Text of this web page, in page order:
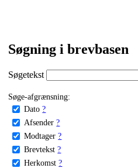
Søgning i brevbasen
Søgetekst
Søge-afgrænsning:
Dato ?
Afsender ?
Modtager ?
Brevtekst ?
Herkomst ?